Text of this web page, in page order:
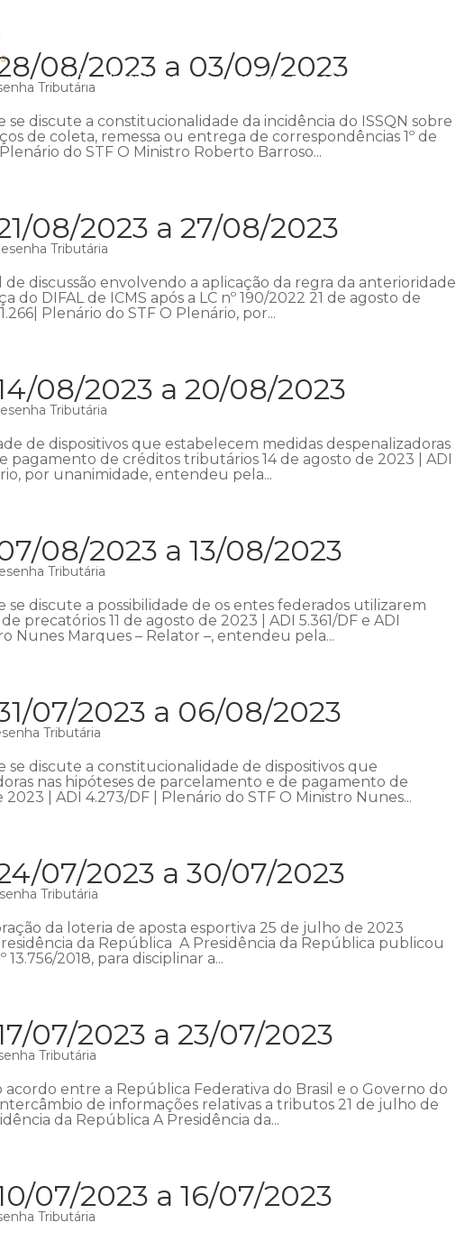
Início Institucional Áreas de atuação
08/2023 a 03/09/2023
Tributária
discute a constitucionalidade da incidência do ISSQN sobre
de coleta, remessa ou entrega de correspondências 1º de
do STF O Ministro Roberto Barroso...
08/2023 a 27/08/2023
Tributária
discussão envolvendo a aplicação da regra da anterioridade
do DIFAL de ICMS após a LC nº 190/2022 21 de agosto de
Plenário do STF O Plenário, por...
08/2023 a 20/08/2023
Tributária
de dispositivos que estabelecem medidas despenalizadoras
pagamento de créditos tributários 14 de agosto de 2023 | ADI
por unanimidade, entendeu pela...
08/2023 a 13/08/2023
Tributária
discute a possibilidade de os entes federados utilizarem
precatórios 11 de agosto de 2023 | ADI 5.361/DF e ADI
Nunes Marques – Relator –, entendeu pela...
07/2023 a 06/08/2023
Tributária
discute a constitucionalidade de dispositivos que
nas hipóteses de parcelamento e de pagamento de
| ADI 4.273/DF | Plenário do STF O Ministro Nunes...
07/2023 a 30/07/2023
Tributária
da loteria de aposta esportiva 25 de julho de 2023
da República A Presidência da República publicou
2018, para disciplinar a...
07/2023 a 23/07/2023
Tributária
entre a República Federativa do Brasil e o Governo do
de informações relativas a tributos 21 de julho de
da República A Presidência da...
07/2023 a 16/07/2023
Tributária